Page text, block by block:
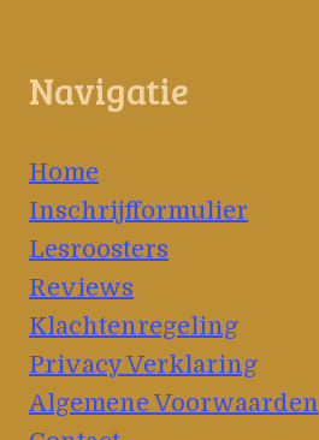
Navigatie
Home
Inschrijfformulier
Lesroosters
Reviews
Klachtenregeling
Privacy Verklaring
Algemene Voorwaarden